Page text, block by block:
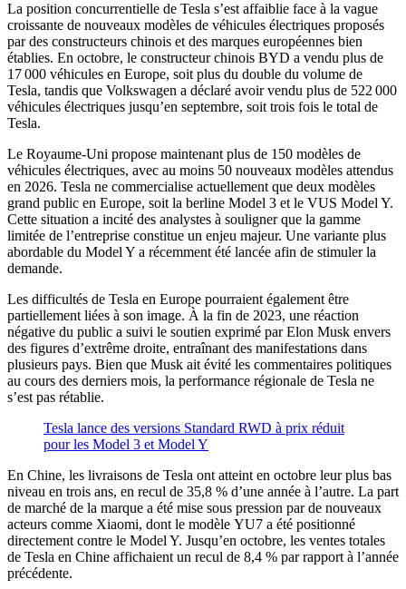
La position concurrentielle de Tesla s’est affaiblie face à la vague
croissante de nouveaux modèles de véhicules électriques proposés
par des constructeurs chinois et des marques européennes bien
établies. En octobre, le constructeur chinois BYD a vendu plus de
17 000 véhicules en Europe, soit plus du double du volume de
Tesla, tandis que Volkswagen a déclaré avoir vendu plus de 522 000
véhicules électriques jusqu’en septembre, soit trois fois le total de
Tesla.
Le Royaume-Uni propose maintenant plus de 150 modèles de
véhicules électriques, avec au moins 50 nouveaux modèles attendus
en 2026. Tesla ne commercialise actuellement que deux modèles
grand public en Europe, soit la berline Model 3 et le VUS Model Y.
Cette situation a incité des analystes à souligner que la gamme
limitée de l’entreprise constitue un enjeu majeur. Une variante plus
abordable du Model Y a récemment été lancée afin de stimuler la
demande.
Les difficultés de Tesla en Europe pourraient également être
partiellement liées à son image. À la fin de 2023, une réaction
négative du public a suivi le soutien exprimé par Elon Musk envers
des figures d’extrême droite, entraînant des manifestations dans
plusieurs pays. Bien que Musk ait évité les commentaires politiques
au cours des derniers mois, la performance régionale de Tesla ne
s’est pas rétablie.
Tesla lance des versions Standard RWD à prix réduit
pour les Model 3 et Model Y
En Chine, les livraisons de Tesla ont atteint en octobre leur plus bas
niveau en trois ans, en recul de 35,8 % d’une année à l’autre. La part
de marché de la marque a été mise sous pression par de nouveaux
acteurs comme Xiaomi, dont le modèle YU7 a été positionné
directement contre le Model Y. Jusqu’en octobre, les ventes totales
de Tesla en Chine affichaient un recul de 8,4 % par rapport à l’année
précédente.